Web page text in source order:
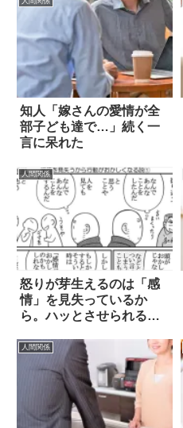
知人「嫁さんの愛情が全
部子ども達で…」続く一
言に呆れた
人間関係
怒りが芽生えるのは「感
情」を見失っているか
ら。ハッとさせられる漫
人間関係